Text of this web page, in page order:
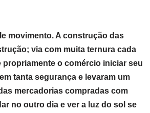
movimento. A construção das
via com muita ternura cada
propriamente o comércio iniciar seu
tanta segurança e levaram um
mercadorias compradas com
no outro dia e ver a luz do sol se